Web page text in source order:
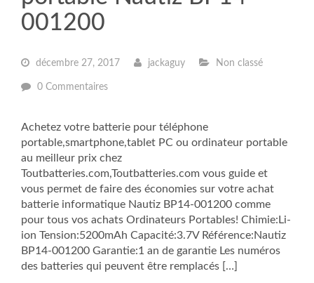
001200
décembre 27, 2017 jackaguy Non classé
0 Commentaires
Achetez votre batterie pour téléphone
portable,smartphone,tablet PC ou ordinateur portable
au meilleur prix chez
Toutbatteries.com,Toutbatteries.com vous guide et
vous permet de faire des économies sur votre achat
batterie informatique Nautiz BP14-001200 comme
pour tous vos achats Ordinateurs Portables! Chimie:Li-
ion Tension:5200mAh Capacité:3.7V Référence:Nautiz
BP14-001200 Garantie:1 an de garantie Les numéros
des batteries qui peuvent être remplacés […]